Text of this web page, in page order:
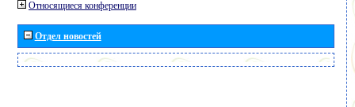
Относящиеся конференции
Отдел новостей